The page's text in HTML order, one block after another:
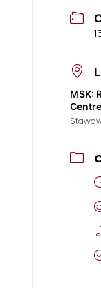
MSK:
Centre